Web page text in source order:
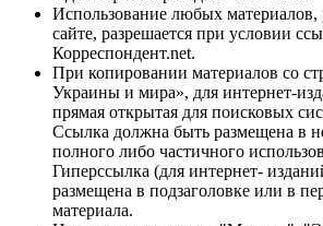
Использование любых
сайте, разрешается при условии
Корреспондент.net.
При копировании материалов со
Украины и мира», для интернет-
прямая открытая для поисковых
Ссылка должна быть размещена в
полного либо частичного
Гиперссылка (для интернет-
размещена в подзаголовке или в
материала.